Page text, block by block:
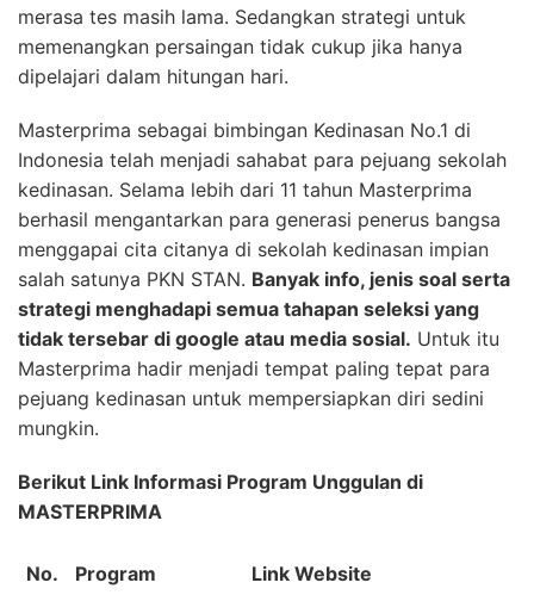
merasa tes masih lama. Sedangkan strategi untuk
memenangkan persaingan tidak cukup jika hanya
dipelajari dalam hitungan hari.
Masterprima sebagai bimbingan Kedinasan No.1 di
Indonesia telah menjadi sahabat para pejuang sekolah
kedinasan. Selama lebih dari 11 tahun Masterprima
berhasil mengantarkan para generasi penerus bangsa
menggapai cita citanya di sekolah kedinasan impian
salah satunya PKN STAN. Banyak info, jenis soal serta
strategi menghadapi semua tahapan seleksi yang
tidak tersebar di google atau media sosial. Untuk itu
Masterprima hadir menjadi tempat paling tepat para
pejuang kedinasan untuk mempersiapkan diri sedini
mungkin.
Berikut Link Informasi Program Unggulan di
MASTERPRIMA
No. Program Link Website